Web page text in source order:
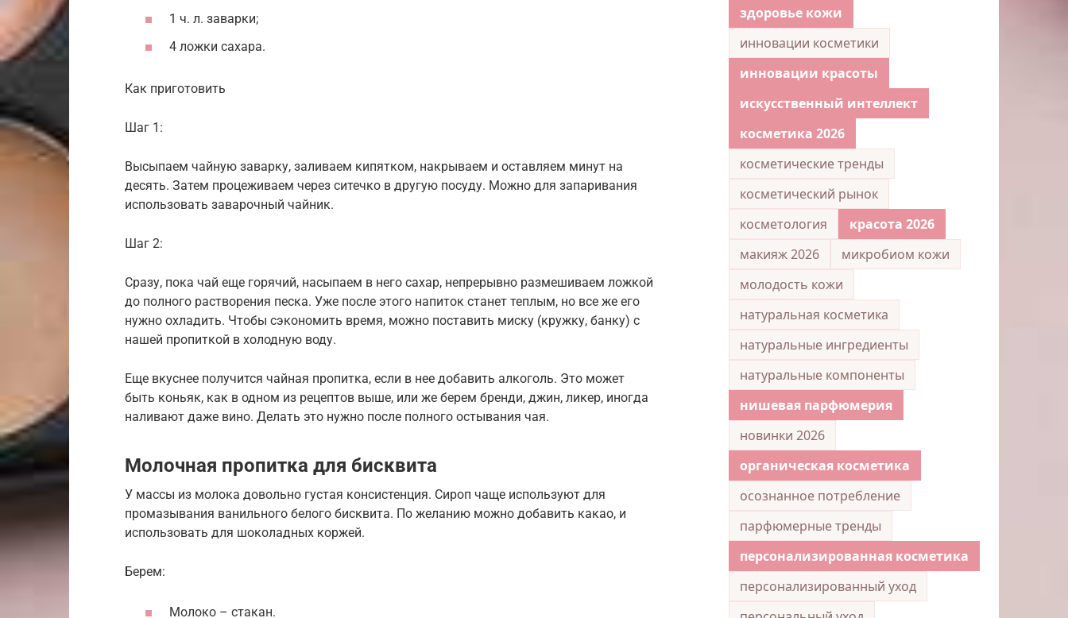
1 ч. л. заварки;
4 ложки сахара.
Как приготовить
Шаг 1:
Высыпаем чайную заварку, заливаем кипятком, накрываем и оставляем минут на
десять. Затем процеживаем через ситечко в другую посуду. Можно для запаривания
использовать заварочный чайник.
Шаг 2:
Сразу, пока чай еще горячий, насыпаем в него сахар, непрерывно размешиваем ложкой
до полного растворения песка. Уже после этого напиток станет теплым, но все же его
нужно охладить. Чтобы сэкономить время, можно поставить миску (кружку, банку) с
нашей пропиткой в холодную воду.
Еще вкуснее получится чайная пропитка, если в нее добавить алкоголь. Это может
быть коньяк, как в одном из рецептов выше, или же берем бренди, джин, ликер, иногда
наливают даже вино. Делать это нужно после полного остывания чая.
Молочная пропитка для бисквита
У массы из молока довольно густая консистенция. Сироп чаще используют для
промазывания ванильного белого бисквита. По желанию можно добавить какао, и
использовать для шоколадных коржей.
Берем:
Молоко – стакан.
здоровье кожи
инновации косметики
инновации красоты
искусственный интеллект
косметика 2026
косметические тренды
косметический рынок
косметология
красота 2026
макияж 2026
микробиом кожи
молодость кожи
натуральная косметика
натуральные ингредиенты
натуральные компоненты
нишевая парфюмерия
новинки 2026
органическая косметика
осознанное потребление
парфюмерные тренды
персонализированная косметика
персонализированный уход